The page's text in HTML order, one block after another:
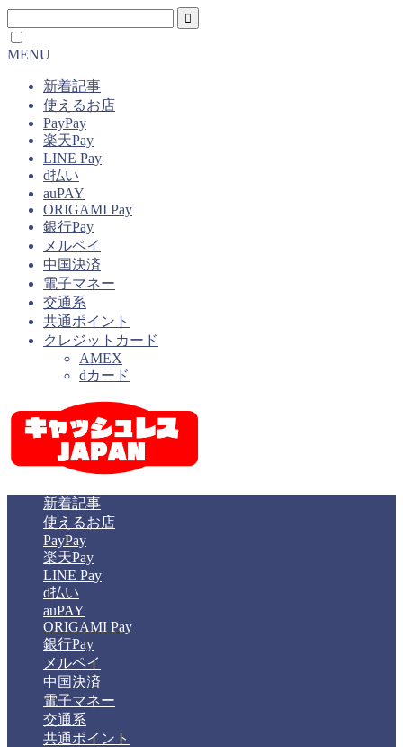
MENU
新着記事
使えるお店
PayPay
楽天Pay
LINE Pay
d払い
auPAY
ORIGAMI Pay
銀行Pay
メルペイ
中国決済
電子マネー
交通系
共通ポイント
クレジットカード
AMEX
dカード
新着記事
使えるお店
PayPay
楽天Pay
LINE Pay
d払い
auPAY
ORIGAMI Pay
銀行Pay
メルペイ
中国決済
電子マネー
交通系
共通ポイント